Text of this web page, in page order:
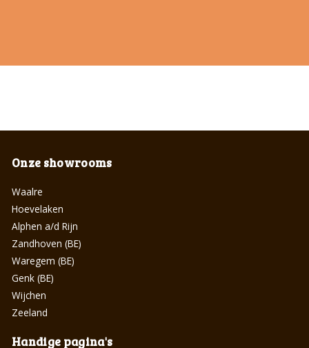
Onze showrooms
Waalre
Hoevelaken
Alphen a/d Rijn
Zandhoven (BE)
Waregem (BE)
Genk (BE)
Wijchen
Zeeland
Handige pagina's